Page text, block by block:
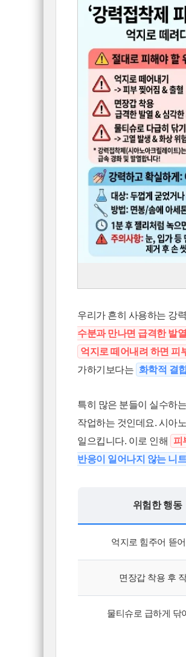
우리가 흔히 사용하는 강
수분과 만나면 급격한 발
억지로 떼어내려 하면 피
가하기보다는 화학적 결
특히 많은 분들이 실수하
작업하는 것인데요. 시아
일으킵니다. 이로 인해
피
반응이 일어나지 않는 니
위험한 행동
억지로 힘주어 뜯
면장갑 착용 후
물티슈로 급하게 닦